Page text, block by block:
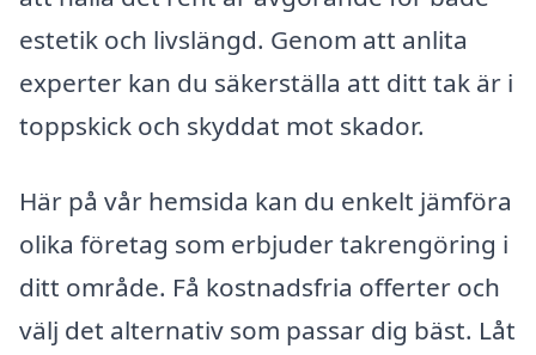
estetik och livslängd. Genom att anlita
experter kan du säkerställa att ditt tak är i
toppskick och skyddat mot skador.
Här på vår hemsida kan du enkelt jämföra
olika företag som erbjuder takrengöring i
ditt område. Få kostnadsfria offerter och
välj det alternativ som passar dig bäst. Låt